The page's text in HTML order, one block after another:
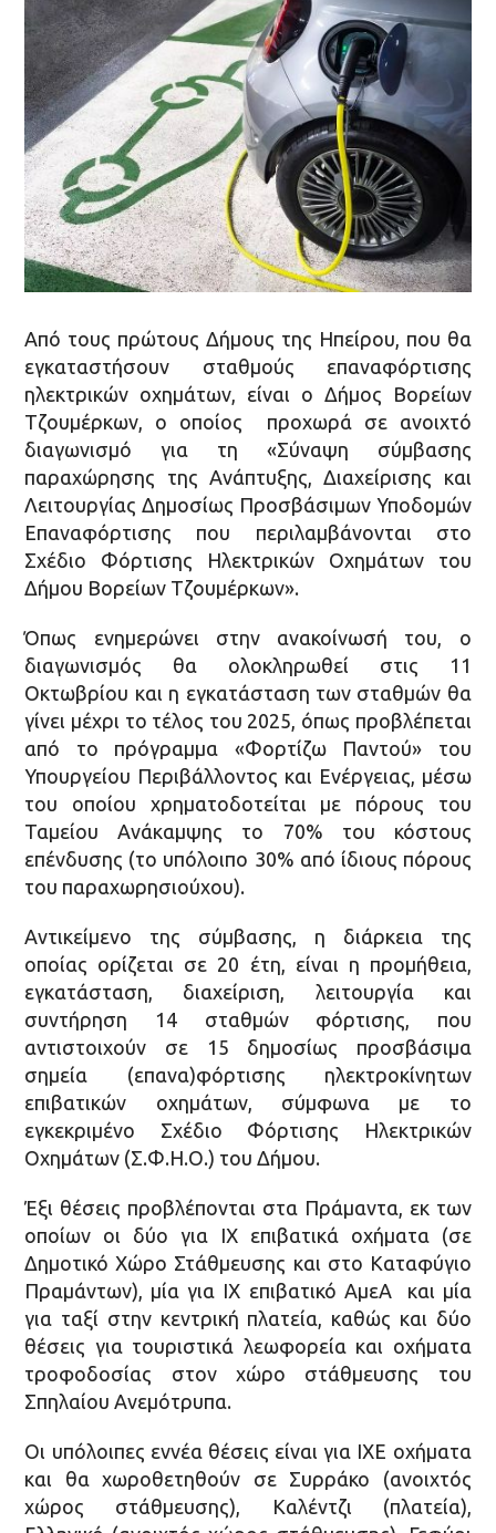
Από τους πρώτους Δήμους της Ηπείρου, που θα
εγκαταστήσουν σταθμούς επαναφόρτισης
ηλεκτρικών οχημάτων, είναι ο Δήμος Βορείων
Τζουμέρκων, ο οποίος προχωρά σε ανοιχτό
διαγωνισμό για τη «Σύναψη σύμβασης
παραχώρησης της Ανάπτυξης, Διαχείρισης και
Λειτουργίας Δημοσίως Προσβάσιμων Υποδομών
Επαναφόρτισης που περιλαμβάνονται στο
Σχέδιο Φόρτισης Ηλεκτρικών Οχημάτων του
Δήμου Βορείων Τζουμέρκων».
Όπως ενημερώνει στην ανακοίνωσή του, ο
διαγωνισμός θα ολοκληρωθεί στις 11
Οκτωβρίου και η εγκατάσταση των σταθμών θα
γίνει μέχρι το τέλος του 2025, όπως προβλέπεται
από το πρόγραμμα «Φορτίζω Παντού» του
Υπουργείου Περιβάλλοντος και Ενέργειας, μέσω
του οποίου χρηματοδοτείται με πόρους του
Ταμείου Ανάκαμψης το 70% του κόστους
επένδυσης (το υπόλοιπο 30% από ίδιους πόρους
του παραχωρησιούχου).
Αντικείμενο της σύμβασης, η διάρκεια της
οποίας ορίζεται σε 20 έτη, είναι η προμήθεια,
εγκατάσταση, διαχείριση, λειτουργία και
συντήρηση 14 σταθμών φόρτισης, που
αντιστοιχούν σε 15 δημοσίως προσβάσιμα
σημεία (επανα)φόρτισης ηλεκτροκίνητων
επιβατικών οχημάτων, σύμφωνα με το
εγκεκριμένο Σχέδιο Φόρτισης Ηλεκτρικών
Οχημάτων (Σ.Φ.Η.Ο.) του Δήμου.
Έξι θέσεις προβλέπονται στα Πράμαντα, εκ των
οποίων οι δύο για ΙΧ επιβατικά οχήματα (σε
Δημοτικό Χώρο Στάθμευσης και στο Καταφύγιο
Πραμάντων), μία για ΙΧ επιβατικό ΑμεΑ και μία
για ταξί στην κεντρική πλατεία, καθώς και δύο
θέσεις για τουριστικά λεωφορεία και οχήματα
τροφοδοσίας στον χώρο στάθμευσης του
Σπηλαίου Ανεμότρυπα.
Οι υπόλοιπες εννέα θέσεις είναι για ΙΧΕ οχήματα
και θα χωροθετηθούν σε Συρράκο (ανοιχτός
χώρος στάθμευσης), Καλέντζι (πλατεία),